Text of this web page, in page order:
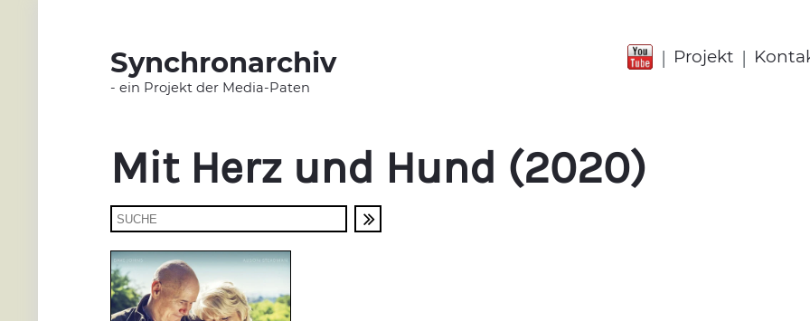
Synchronarchiv
- ein Projekt der Media-Paten
| Projekt |
Mit Herz und Hund (2020)